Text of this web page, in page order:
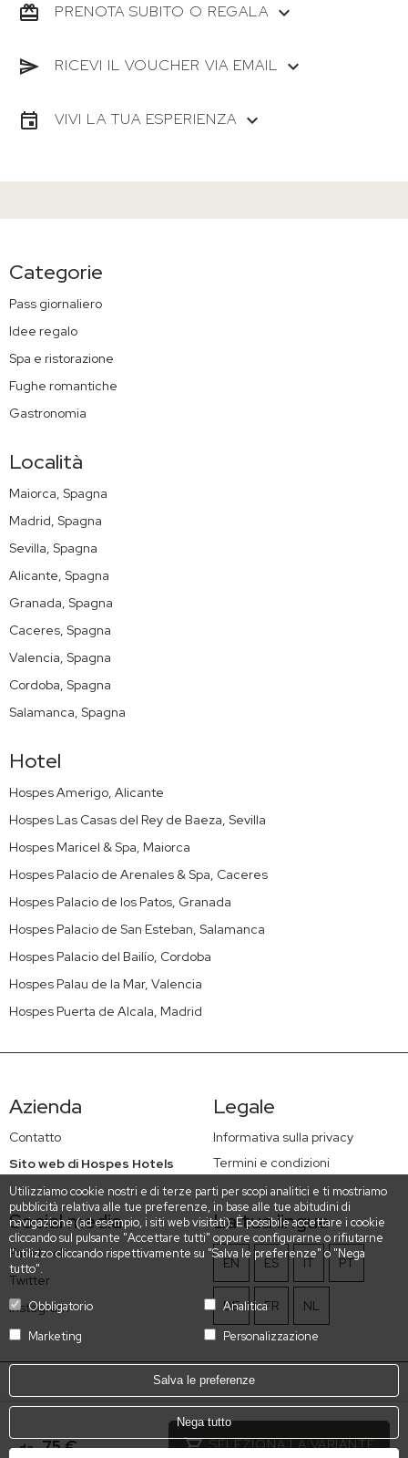
Utilizziamo cookie nostri e di terze parti per scopi analitici e ti mostriamo
pubblicità relativa alle tue preferenze, in base alle tue abitudini di
navigazione (ad esempio, i siti web visitati). È possibile accettare i cookie
cliccando sul pulsante "Accettare tutti" oppure configurarne o rifiutarne
l'utilizzo cliccando rispettivamente su "Salva le preferenze" o "Nega
tutto".
Obbligatorio
Analitica
Marketing
Personalizzazione
Salva le preferenze
Nega tutto
da 75 € SELEZIONA LA VARIANTE
PRENOTA SUBITO O REGALA
RICEVI IL VOUCHER VIA EMAIL
VIVI LA TUA ESPERIENZA
Categorie
Pass giornaliero
Idee regalo
Spa e ristorazione
Fughe romantiche
Gastronomia
Località
Maiorca, Spagna
Madrid, Spagna
Sevilla, Spagna
Alicante, Spagna
Granada, Spagna
Caceres, Spagna
Valencia, Spagna
Cordoba, Spagna
Salamanca, Spagna
Hotel
Hospes Amerigo, Alicante
Hospes Las Casas del Rey de Baeza, Sevilla
Hospes Maricel & Spa, Maiorca
Hospes Palacio de Arenales & Spa, Caceres
Hospes Palacio de los Patos, Granada
Hospes Palacio de San Esteban, Salamanca
Hospes Palacio del Bailío, Cordoba
Hospes Palau de la Mar, Valencia
Hospes Puerta de Alcala, Madrid
Azienda
Contatto
Sito web di Hospes Hotels
Legale
Informativa sulla privacy
Termini e condizioni
Social media
Facebook
Twitter
Instagram
La tua lingua
EN ES IT PT
DE FR NL